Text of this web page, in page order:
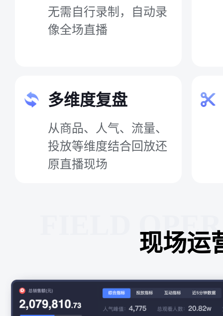
无需自行录制，自动录
像全场直播
多维度复盘
从商品、人气、流量、
投放等维度结合回放还
原直播现场
FIELD
现场运